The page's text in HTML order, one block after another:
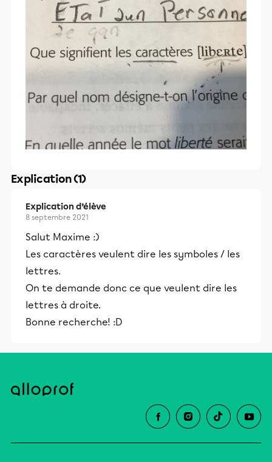
Explication (1)
Explication d’élève
8 septembre 2021
Salut Maxime :)
Les caractères veulent dire les symboles / les
lettres.
On te demande donc ce que veulent dire les
lettres à droite.
Bonne recherche! :D